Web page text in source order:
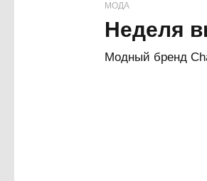
МОДА
Неделя
Модный бренд